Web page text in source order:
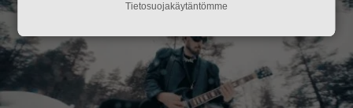
Tietosuojakäytäntömme